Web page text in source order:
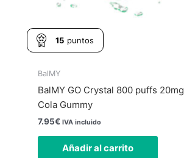
15 puntos
BalMY
BalMY GO Crystal 800 puffs 20mg
Cola Gummy
7.95€ IVA incluido
Añadir al carrito